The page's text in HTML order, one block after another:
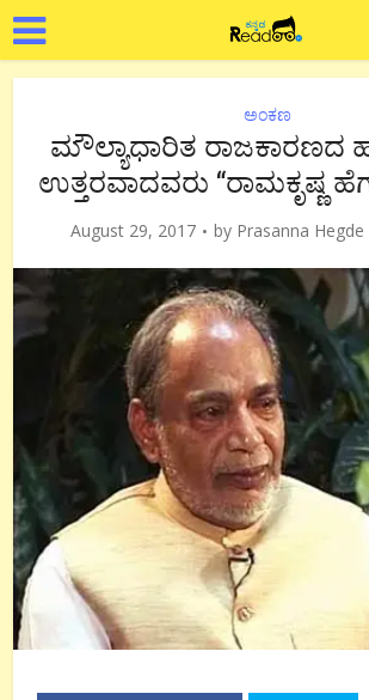
ಅಂಕಣ
ಮೌಲ್ಯಾಧಾರಿತ ರಾಜಕಾರಣದ
ಉತ್ತರವಾದವರು “ರಾಮಕೃಷ್ಣ
August 29, 2017 by Prasanna Hegde